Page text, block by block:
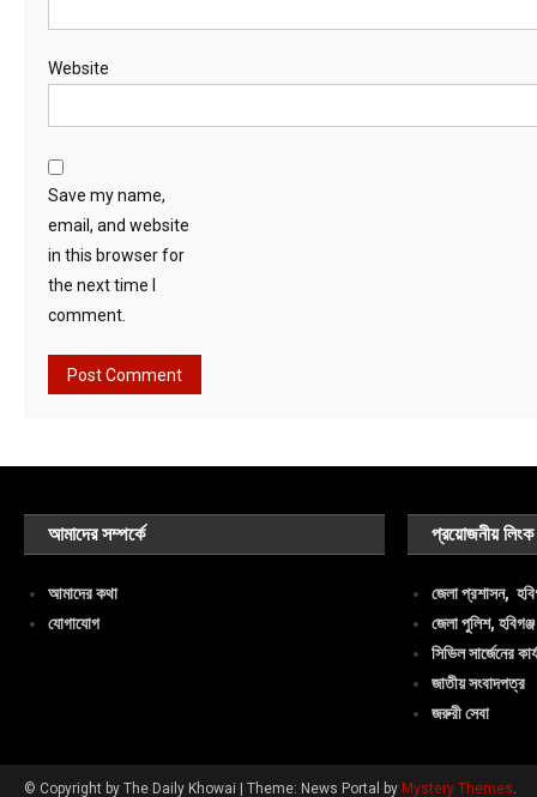
Website
Save my name,
email, and website
in this browser for
the next time I
comment.
আমাদের সম্পর্কে
আমাদের কথা
যোগাযোগ
প্রয়োজনীয় লিংক
জেলা প্রশাসন,
জেলা পুলিশ, হবিগঞ্জ
সিভিল সার্জেনের
জাতীয় সংবাদপত্র
জরুরী সেবা
© Copyright by The Daily Khowai Theme: News Portal by Mystery Themes.